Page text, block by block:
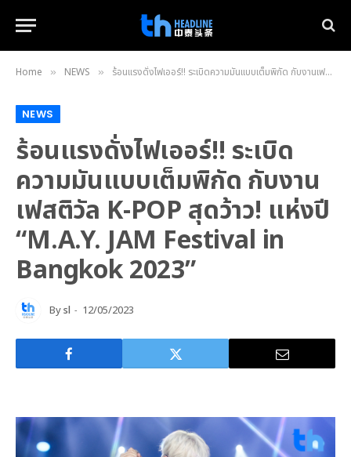
Home » NEWS » ร้อนแรงดั่งไฟเออร์!! ระเบิดความมันแบบเต็มพิกัด กับงานเฟสติวัล K-POP สุดว้าว! แห่งปี “M.A.Y. JAM Festival in Bangkok 2023”
NEWS
ร้อนแรงดั่งไฟเออร์!! ระเบิด
ความมันแบบเต็มพิกัด กับงาน
เฟสติวัล K-POP สุดว้าว! แห่งปี
“M.A.Y. JAM Festival in
Bangkok 2023”
Bysl 12/05/2023